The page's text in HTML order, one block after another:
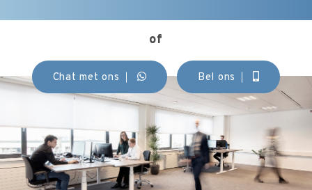
of
Chat met ons Bel ons